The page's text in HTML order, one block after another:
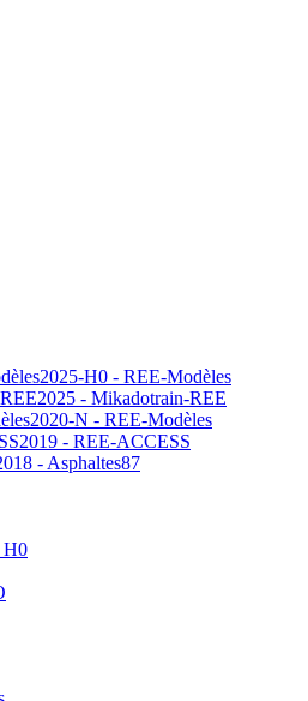
2025-H0 - REE-Modèles
2025 - Mikadotrain-REE
2020-N - REE-Modèles
2019 - REE-ACCESS
- Asphaltes87
H0